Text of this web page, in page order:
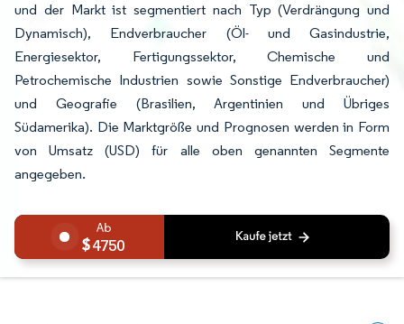
und der Markt ist segmentiert nach Typ (Verdrängung und
Dynamisch), Endverbraucher (Öl- und Gasindustrie,
Energiesektor, Fertigungssektor, Chemische und
Petrochemische Industrien sowie Sonstige Endverbraucher)
und Geografie (Brasilien, Argentinien und Übriges
Südamerika). Die Marktgröße und Prognosen werden in Form
von Umsatz (USD) für alle oben genannten Segmente
angegeben.
4750